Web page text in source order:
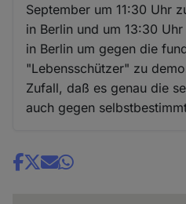
September um 11:30 Uhr
in Berlin und um 13:30
in Berlin um gegen die
"Lebensschützer" zu
Zufall, daß es genau die
auch gegen
Share